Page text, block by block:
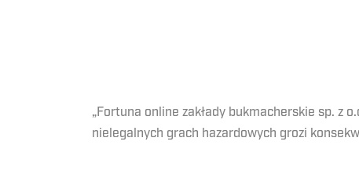
„Fortuna online zakłady bukmacherskie sp. z
nielegalnych grach hazardowych grozi